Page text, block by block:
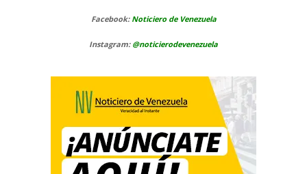
Facebook: Noticiero de Venezuela
Instagram: @noticierodevenezuela